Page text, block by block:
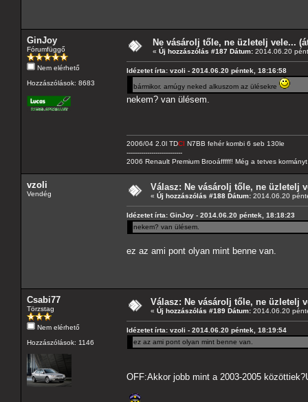
GinJoy
Fórumfüggő
Nem elérhető
Hozzászólások: 8683
Ne vásárolj tőle, ne üzletelj vele...
« Új hozzászólás #187 Dátum: 2014.06.20
Idézetet írta: vzoli - 2014.06.20 péntek, 18:16:58
bármikor. amúgy neked alkuszom az ülésekre
nekem? van ülésem.
2006/04 2.0l TDCI N7BB fehér kombi 6 seb 130le
---------------------------
2006 Renault Premium Brooáfffff! Még a tetves
vzoli
Vendég
Válasz: Ne vásárolj tőle, ne üzletelj
« Új hozzászólás #188 Dátum: 2014.06.20
Idézetet írta: GinJoy - 2014.06.20 péntek, 18:18:23
nekem? van ülésem.
ez az ami pont olyan mint benne van.
Csabi77
Törzstag
Nem elérhető
Hozzászólások: 1146
Válasz: Ne vásárolj tőle, ne üzletelj
« Új hozzászólás #189 Dátum: 2014.06.20
Idézetet írta: vzoli - 2014.06.20 péntek, 18:19:54
ez az ami pont olyan mint benne van.
OFF:Akkor jobb mint a 2003-2005